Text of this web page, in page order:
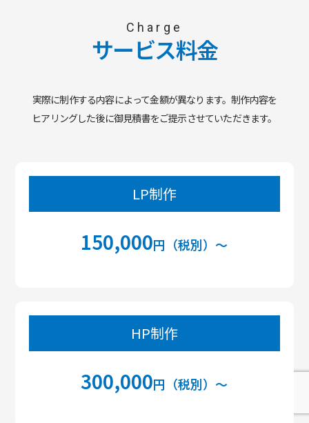
Charge
サービス料金
実際に制作する内容によって金額が異なります。制作内容を
ヒアリングした後に御見積書をご提示させていただきます。
LP制作
150,000円（税別）〜
HP制作
300,000円（税別）〜